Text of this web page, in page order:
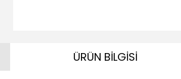
ÜRÜN BİLGİSİ